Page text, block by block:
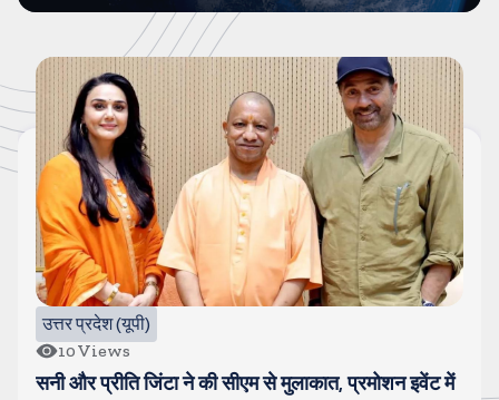
बॉलीवुड
48 Views
गोंविदा और कोमल हुए स्पॉट, चल रहा है अफेयर, पत्नी सुनीता से